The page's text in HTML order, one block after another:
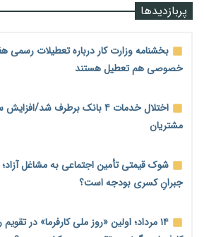
مطالبات نفتی ۷۸ درصد + فیلم
دولت مسئولیت احراز اهلیت کارت‌های
هشدار درباره مسیرهای فسادزا
بانک مرکزی برای تسهیل تجارت خارجی و
شبکه بانکی فراخوان داد + فیلم
دولت در حال تأمین منابع جدید برای افزایش
جزئیات به‌زودی اعلام می‌شود
پربازدیدها
بخشنامه وزارت کار درباره تعطیلات رسمی
خصوصی هم تعطیل هستند
اختلال خدمات ۴ بانک برطرف شد/
مشتریان
شوک قیمتی تأمین اجتماعی به مشاغل آزاد؛
جبرانِ کسری بودجه است؟
۱۴ مرداد؛ اولین «روز ملی کارفرما» در